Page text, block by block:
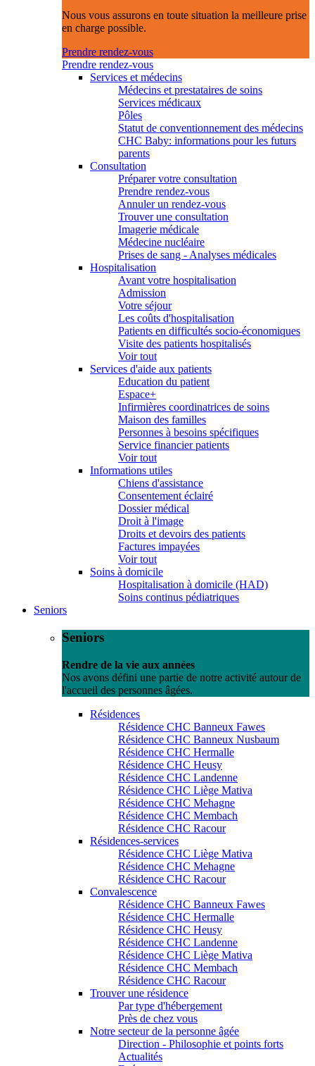
Nous vous assurons en toute situation la meilleure prise
en charge possible.
Prendre rendez-vous
Prendre rendez-vous
Services et médecins
Médecins et prestataires de soins
Services médicaux
Pôles
Statut de conventionnement des médecins
CHC Baby: informations pour les futurs
parents
Consultation
Préparer votre consultation
Prendre rendez-vous
Annuler un rendez-vous
Trouver une consultation
Imagerie médicale
Médecine nucléaire
Prises de sang - Analyses médicales
Hospitalisation
Avant votre hospitalisation
Admission
Votre séjour
Les coûts d'hospitalisation
Patients en difficultés socio-économiques
Visite des patients hospitalisés
Voir tout
Services d'aide aux patients
Education du patient
Espace+
Infirmières coordinatrices de soins
Maison des familles
Personnes à besoins spécifiques
Service financier patients
Voir tout
Informations utiles
Chiens d'assistance
Consentement éclairé
Dossier médical
Droit à l'image
Droits et devoirs des patients
Factures impayées
Voir tout
Soins à domicile
Hospitalisation à domicile (HAD)
Soins continus pédiatriques
Seniors
Seniors
Rendre de la vie aux années
Nos avons défini une partie de notre activité autour de
l'accueil des personnes âgées.
Résidences
Résidence CHC Banneux Fawes
Résidence CHC Banneux Nusbaum
Résidence CHC Hermalle
Résidence CHC Heusy
Résidence CHC Landenne
Résidence CHC Liège Mativa
Résidence CHC Mehagne
Résidence CHC Membach
Résidence CHC Racour
Résidences-services
Résidence CHC Liège Mativa
Résidence CHC Mehagne
Résidence CHC Racour
Convalescence
Résidence CHC Banneux Fawes
Résidence CHC Hermalle
Résidence CHC Heusy
Résidence CHC Landenne
Résidence CHC Liège Mativa
Résidence CHC Membach
Résidence CHC Racour
Trouver une résidence
Par type d'hébergement
Près de chez vous
Notre secteur de la personne âgée
Direction - Philosophie et points forts
Actualités